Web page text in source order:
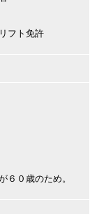
フト免許
６０歳のため。